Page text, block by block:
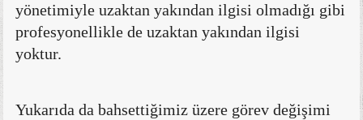
yönetimiyle uzaktan yakından ilgisi olmadığı gibi
profesyonellikle de uzaktan yakından ilgisi
yoktur.
Yukarıda da bahsettiğimiz üzere görev değişimi